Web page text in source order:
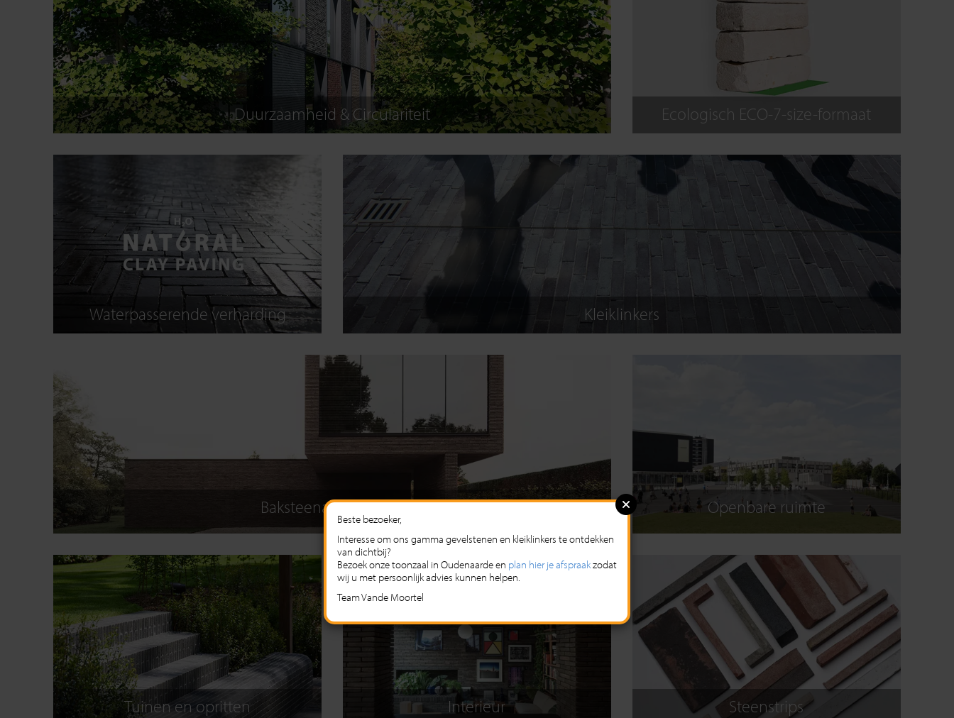
Beste bezoeker,
Interesse om ons gamma gevelstenen en kleiklinkers te ontdekken
van dichtbij?
Bezoek onze toonzaal in Oudenaarde en plan hier je afspraakzodat
wij u met persoonlijk advies kunnen helpen.
Team Vande Moortel
Duurzaamheid & Circulariteit Ecologisch ECO-7-size-formaat
Waterpasserende verharding Kleiklinkers
Baksteenarchitectuur Openbare ruimte
Tuinen en opritten Interieur Steenstrips